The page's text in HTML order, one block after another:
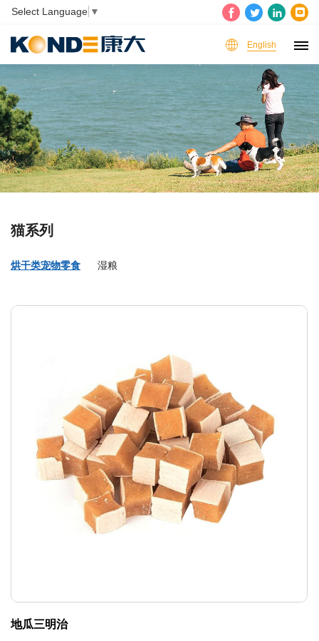
Select Language ▼
English
猫系列
烘干类宠物零食 湿粮
地瓜三明治